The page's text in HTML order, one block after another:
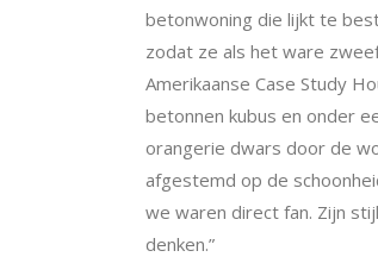
betonwoning die lijkt te
zodat ze als het ware
Amerikaanse Case Study
betonnen kubus en onder
orangerie dwars door de
afgestemd op de
we waren direct fan. Zijn
denken.”